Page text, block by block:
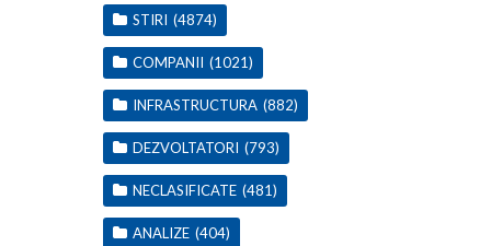
STIRI (4874)
COMPANII (1021)
INFRASTRUCTURA (882)
DEZVOLTATORI (793)
NECLASIFICATE (481)
ANALIZE (404)